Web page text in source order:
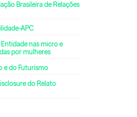
Brasileira de Relações
APC
nas micro e
por mulheres
e do Futurismo
do Relato